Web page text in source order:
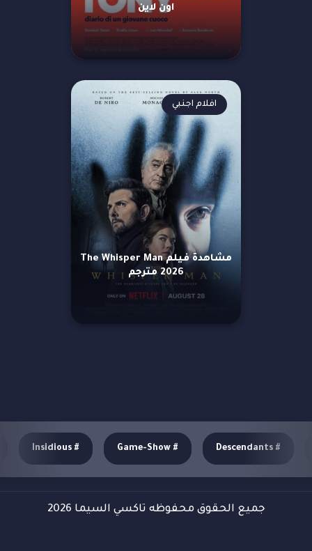
اون لاين
مشاهدة فيلم The Whisper Man
2026 مترجم
افلام اجنبي
#
Descendants
#
Game-Show
#
Insidious
جميع الحقوق محفوظه تاكسي السيما 2026